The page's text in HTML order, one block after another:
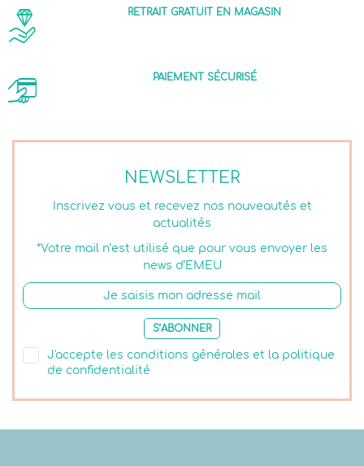
NEWSLETTER
Inscrivez vous et recevez nos nouveautés et
actualités
*Votre mail n’est utilisé que pour vous envoyer les
news d’EMEU
S’ABONNER
J'accepte les conditions générales et la politique
de confidentialité
RETRAIT GRATUIT EN MAGASIN
PAIEMENT SÉCURISÉ